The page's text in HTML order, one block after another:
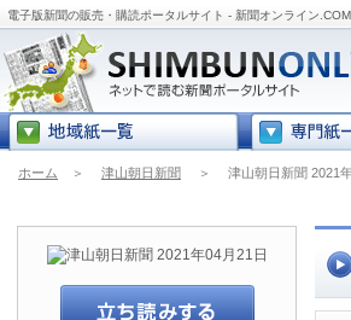
電子版新聞の販売・購読ポータルサイト - 新聞オンライン.COM
ホーム ＞ 津山朝日新聞 ＞ 津山朝日新聞 2021